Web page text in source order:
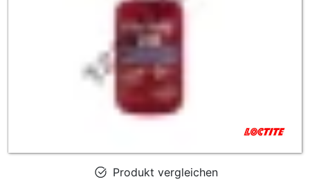
Produkt vergleichen